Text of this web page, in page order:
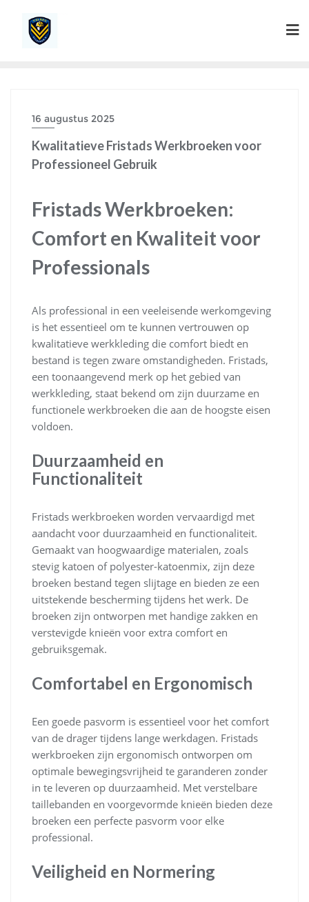
16 augustus 2025
Kwalitatieve Fristads Werkbroeken voor
Professioneel Gebruik
Fristads Werkbroeken:
Comfort en Kwaliteit voor
Professionals
Als professional in een veeleisende werkomgeving
is het essentieel om te kunnen vertrouwen op
kwalitatieve werkkleding die comfort biedt en
bestand is tegen zware omstandigheden. Fristads,
een toonaangevend merk op het gebied van
werkkleding, staat bekend om zijn duurzame en
functionele werkbroeken die aan de hoogste eisen
voldoen.
Duurzaamheid en
Functionaliteit
Fristads werkbroeken worden vervaardigd met
aandacht voor duurzaamheid en functionaliteit.
Gemaakt van hoogwaardige materialen, zoals
stevig katoen of polyester-katoenmix, zijn deze
broeken bestand tegen slijtage en bieden ze een
uitstekende bescherming tijdens het werk. De
broeken zijn ontworpen met handige zakken en
verstevigde knieën voor extra comfort en
gebruiksgemak.
Comfortabel en Ergonomisch
Een goede pasvorm is essentieel voor het comfort
van de drager tijdens lange werkdagen. Fristads
werkbroeken zijn ergonomisch ontworpen om
optimale bewegingsvrijheid te garanderen zonder
in te leveren op duurzaamheid. Met verstelbare
taillebanden en voorgevormde knieën bieden deze
broeken een perfecte pasvorm voor elke
professional.
Veiligheid en Normering